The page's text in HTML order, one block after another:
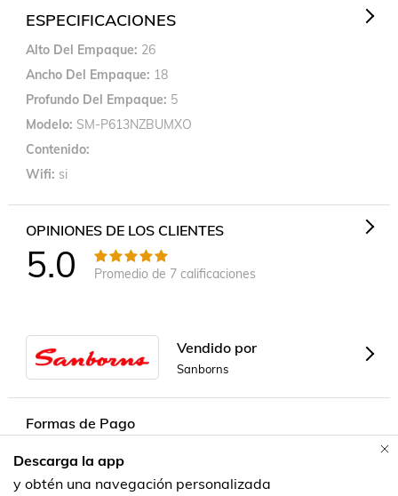
ESPECIFICACIONES
Alto Del Empaque 26
Ancho Del Empaque
18
Profundo Del Empaque 5
Modelo SM-P613NZBUMXO
Contenido
Wifi si
OPINIONES DE LOS CLIENTES
5.0 Promedio de 7calificaciones
Vendido por
Sanborns
Formas de Pago
Descarga la app
y obtén una navegación personalizada